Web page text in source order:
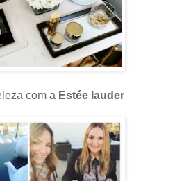
com a Estée lauder